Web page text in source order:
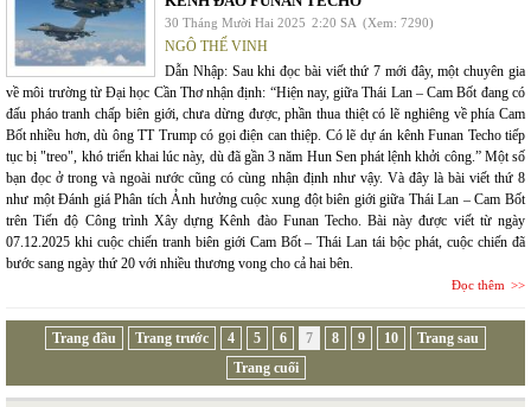
30 Tháng Mười Hai 2025 2:20 SA (Xem: 7290)
NGÔ THẾ VINH
Dẫn Nhập: Sau khi đọc bài viết thứ 7 mới đây, một chuyên gia
về môi trường từ Đại học Cần Thơ nhận định: “Hiện nay, giữa Thái Lan – Cam Bốt đang có
đấu pháo tranh chấp biên giới, chưa dừng được, phần thua thiệt có lẽ nghiêng về phía Cam
Bốt nhiều hơn, dù ông TT Trump có gọi điện can thiệp. Có lẽ dự án kênh Funan Techo tiếp
tục bị "treo", khó triển khai lúc này, dù đã gần 3 năm Hun Sen phát lệnh khởi công.” Một số
bạn đọc ở trong và ngoài nước cũng có cùng nhận định như vậy. Và đây là bài viết thứ 8
như một Đánh giá Phân tích Ảnh hưởng cuộc xung đột biên giới giữa Thái Lan – Cam Bốt
trên Tiến độ Công trình Xây dựng Kênh đào Funan Techo. Bài này được viết từ ngày
07.12.2025 khi cuộc chiến tranh biên giới Cam Bốt – Thái Lan tái bộc phát, cuộc chiến đã
bước sang ngày thứ 20 với nhiều thương vong cho cả hai bên.
Đọc thêm
Trang đầu Trang trước 4 5 6 7 8 9 10
Trang sau
Trang cuối